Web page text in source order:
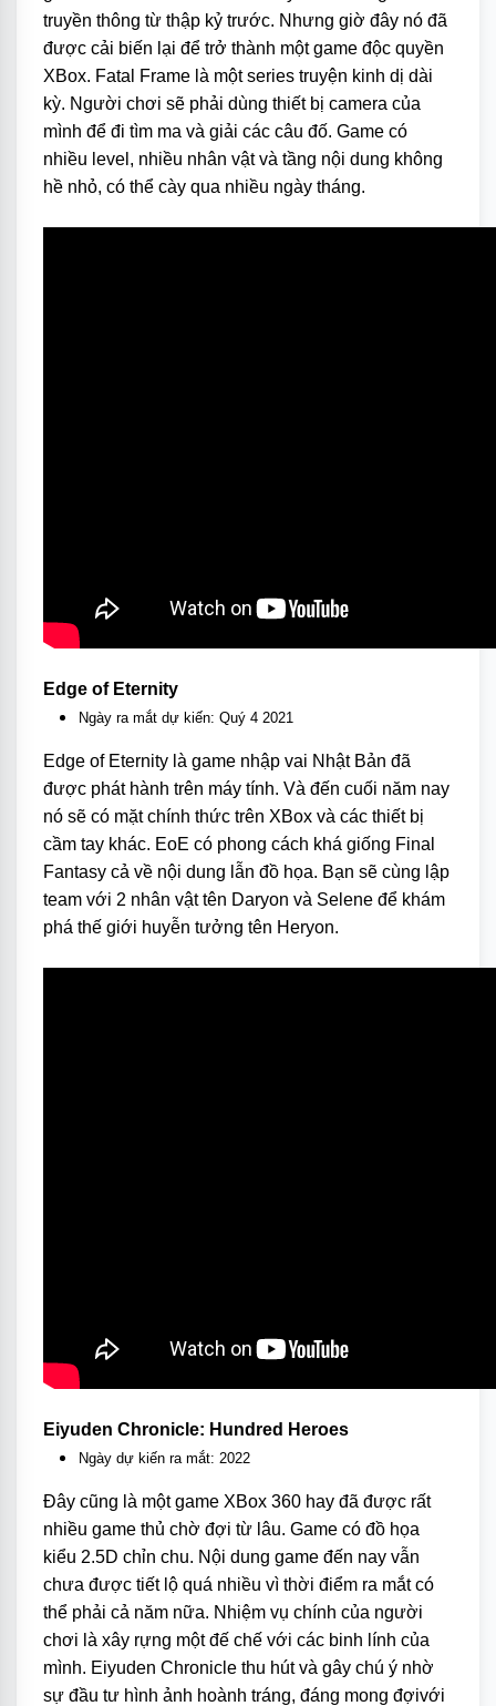
truyền thông từ thập kỷ trước. Nhưng giờ đây nó đã
được cải biến lại để trở thành một game độc quyền
XBox. Fatal Frame là một series truyện kinh dị dài
kỳ. Người chơi sẽ phải dùng thiết bị camera của
mình để đi tìm ma và giải các câu đố. Game có
nhiều level, nhiều nhân vật và tầng nội dung không
hề nhỏ, có thể cày qua nhiều ngày tháng.
Edge of Eternity
Ngày ra mắt dự kiến: Quý 4 2021
Edge of Eternity là game nhập vai Nhật Bản đã
được phát hành trên máy tính. Và đến cuối năm nay
nó sẽ có mặt chính thức trên XBox và các thiết bị
cầm tay khác. EoE có phong cách khá giống Final
Fantasy cả về nội dung lẫn đồ họa. Bạn sẽ cùng lập
team với 2 nhân vật tên Daryon và Selene để khám
phá thế giới huyễn tưởng tên Heryon.
Eiyuden Chronicle: Hundred Heroes
Ngày dự kiến ra mắt: 2022
Đây cũng là một game XBox 360 hay đã được rất
nhiều game thủ chờ đợi từ lâu. Game có đồ họa
kiểu 2.5D chỉn chu. Nội dung game đến nay vẫn
chưa được tiết lộ quá nhiều vì thời điểm ra mắt có
thể phải cả năm nữa. Nhiệm vụ chính của người
chơi là xây rựng một đế chế với các binh lính của
mình. Eiyuden Chronicle thu hút và gây chú ý nhờ
sự đầu tư hình ảnh hoành tráng, đáng mong đợivới